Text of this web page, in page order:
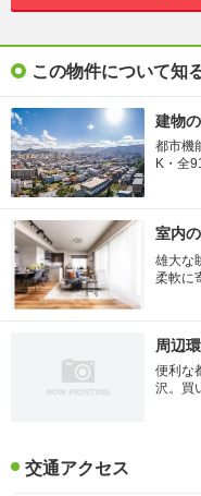
この物件について知
建物
都市機
K・全
室内
雄大な
柔軟に
周辺
便利な
沢。買
交通アクセス